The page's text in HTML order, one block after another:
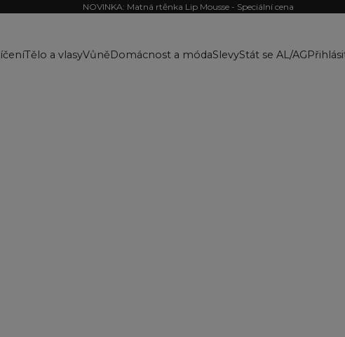
NOVINKA: Matná rtěnka Lip Mousse - Speciální cena
Tělo a vlasyVůněDomácnost a módaSlevyStát se AL/AG